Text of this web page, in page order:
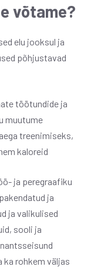
võtame?
elu jooksul ja
põhjustavad
töötundide ja
muutume
treenimiseks,
kaloreid
ja peregraafiku
ja
ja valikulised
sooli ja
ka rohkem väljas